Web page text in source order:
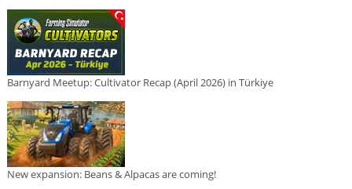
Barnyard Meetup: Cultivator Recap (April 2026) in Türkiye
New expansion: Beans & Alpacas are coming!